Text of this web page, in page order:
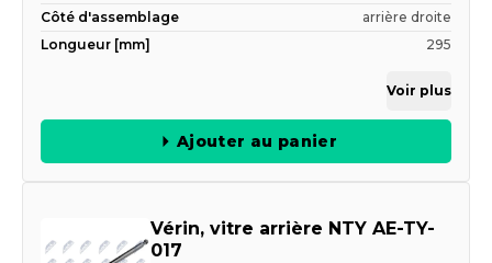
Côté d'assemblage
arrière droite
Longueur [mm]
295
Voir plus
Ajouter au panier
Vérin, vitre arrière NTY AE-TY-
017